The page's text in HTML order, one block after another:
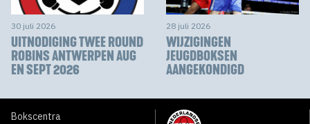
30 juli 2026
UITNODIGING TWEE ROUND
ROBINS ANTWERPEN AUG
EN SEPT 2026
28 juli 2026
WIJZIGINGEN
JEUGDBOKSEN
AANGEKONDIGD
Bokscentra